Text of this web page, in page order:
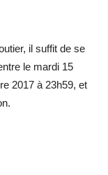
il suffit de se
le mardi 15
2017 à 23h59, et